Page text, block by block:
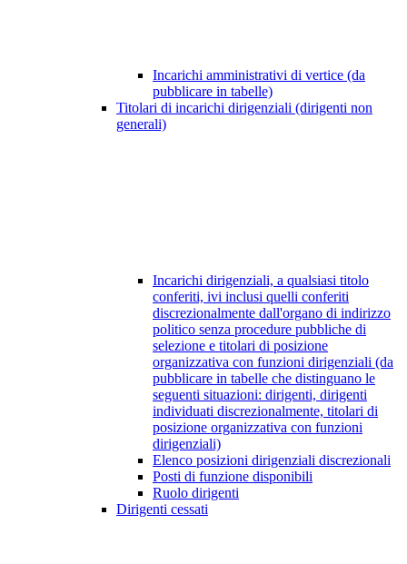
Incarichi amministrativi di vertice (da
pubblicare in tabelle)
Titolari di incarichi dirigenziali (dirigenti non
generali)
Incarichi dirigenziali, a qualsiasi titolo
conferiti, ivi inclusi quelli conferiti
discrezionalmente dall'organo di indirizzo
politico senza procedure pubbliche di
selezione e titolari di posizione
organizzativa con funzioni dirigenziali (da
pubblicare in tabelle che distinguano le
seguenti situazioni: dirigenti, dirigenti
individuati discrezionalmente, titolari di
posizione organizzativa con funzioni
dirigenziali)
Elenco posizioni dirigenziali discrezionali
Posti di funzione disponibili
Ruolo dirigenti
Dirigenti cessati